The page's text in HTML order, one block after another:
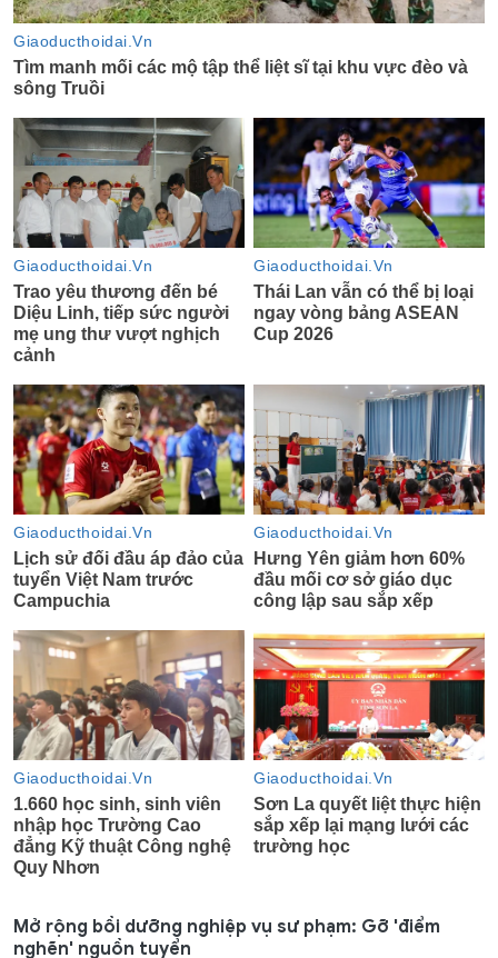
Mở rộng bồi dưỡng nghiệp vụ sư phạm: Gỡ 'điểm
nghẽn' nguồn tuyển